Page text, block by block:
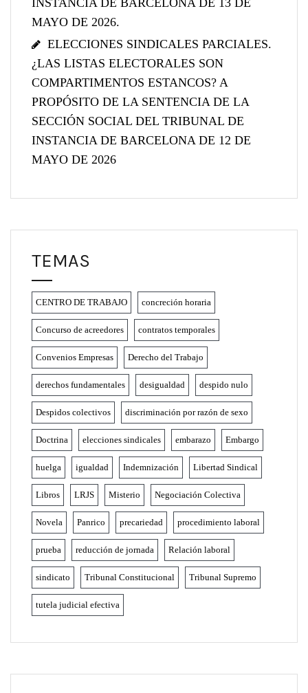
INSTANCIA DE BARCELONA DE 13 DE
MAYO DE 2026.
ELECCIONES SINDICALES PARCIALES.
¿LAS LISTAS ELECTORALES SON
COMPARTIMENTOS ESTANCOS? A
PROPÓSITO DE LA SENTENCIA DE LA
SECCIÓN SOCIAL DEL TRIBUNAL DE
INSTANCIA DE BARCELONA DE 12 DE
MAYO DE 2026
TEMAS
CENTRO DE TRABAJO concreción horaria
Concurso de acreedores contratos temporales
Convenios Empresas Derecho del Trabajo
derechos fundamentales desigualdad despido nulo
Despidos colectivos discriminación por razón de sexo
Doctrina elecciones sindicales embarazo Embargo
huelga igualdad Indemnización Libertad Sindical
Libros LRJS Misterio Negociación Colectiva
Novela Panrico precariedad procedimiento laboral
prueba reducción de jornada Relación laboral
sindicato Tribunal Constitucional Tribunal Supremo
tutela judicial efectiva